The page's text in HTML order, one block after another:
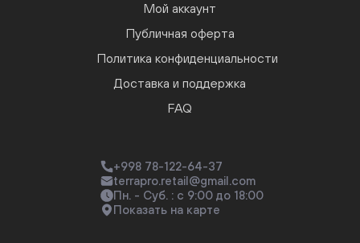
Мой аккаунт
Публичная оферта
Политика конфиденциальности
Доставка и поддержка
FAQ
+998 78-122-64-37
terrapro.retail@gmail.com
Пн. - Суб. : с 9:00 до 18:00
Показать на карте